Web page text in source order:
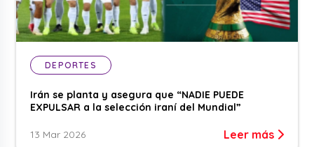
DEPORTES
Irán se planta y asegura que “NADIE PUEDE
EXPULSAR a la selección iraní del Mundial”
13 Mar 2026 Leer más